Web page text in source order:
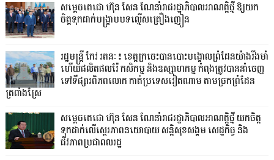
សម្តេចតេជោ ហ៊ុន សែន ណែនាំរាជរដ្ឋាភិបាលអាណត្តិថ្មី ឱ្យយក
ចិត្តទុកដាក់បង្ក្រាបបទល្មើសគ្រឿងញៀន
រដ្ឋមន្ត្រី កែវ រតនៈ៖ ខេត្តក្រចេះបានបោះបង្គោលព្រំដែនយ៉ាងរឹងមាំ
ហើយផលិតផលរ៉ែ កសិកម្ម និងឧស្សាហកម្ម កំពុងត្រូវបាននាំចេញ
ទៅទីផ្សារពិភពលោក កាត់ប្រទេសវៀតណាម តាមច្រកព្រំដែន
ត្រពាំងស្រែ
សម្តេចតេជោ ហ៊ុន សែន ណែនាំរាជរដ្ឋាភិបាលអាណត្តិថ្មី យកចិត្ត
ទុកដាក់លើស្ថេរភាពនយោបាយ សន្តិសុខសង្គម សេដ្ឋកិច្ច និង
ជីវភាពប្រជាពលរដ្ឋ